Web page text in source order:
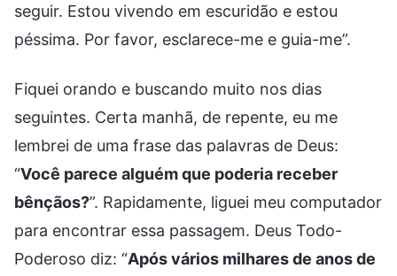
seguir. Estou vivendo em escuridão e estou
péssima. Por favor, esclarece-me e guia-me”.
Fiquei orando e buscando muito nos dias
seguintes. Certa manhã, de repente, eu me
lembrei de uma frase das palavras de Deus:
“Você parece alguém que poderia receber
bênçãos?”. Rapidamente, liguei meu computador
para encontrar essa passagem. Deus Todo-
Poderoso diz: “Após vários milhares de anos de